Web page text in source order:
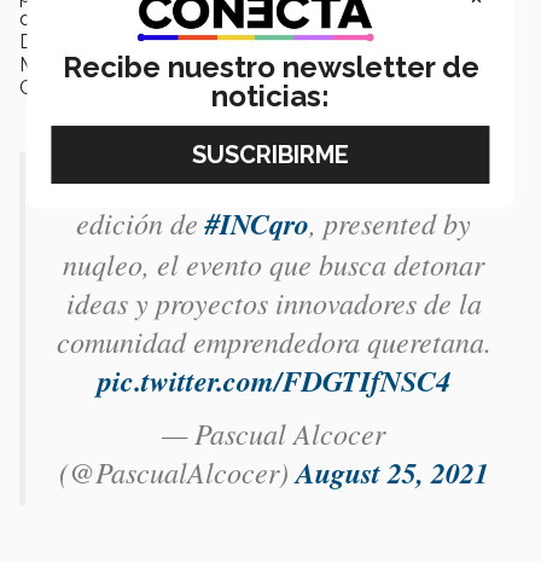
donde dialogaron Ashutosh Sharma, Director de
Departamento de Bioingeniería Región Centro-Sur, y
Manuel Espinosa, investigador y profesor del Tec
Campus Querétaro, junto con otros científicos.
Hoy en la inauguración de la segunda
edición de#INCqro, presented by
nuqleo, el evento que busca detonar
ideas y proyectos innovadores de la
comunidad emprendedora queretana.
pic.twitter.com/FDGTIfNSC4
— Pascual Alcocer
(@PascualAlcocer)August 25, 2021
Recibe nuestro newsletter de
noticias: